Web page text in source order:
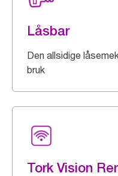
Låsbar
Den allsidige
bruk
Tork Vision